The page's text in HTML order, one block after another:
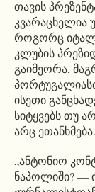
თავის
კვარაცხელია
როგორც
კლუბის
გაიმეორა,
ისეთი
სიტყვებს თუ
არც ეთანხმება.
„ანტონიო
ნაპოლიში? —